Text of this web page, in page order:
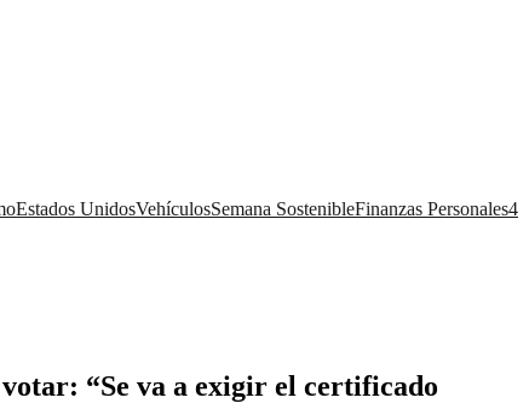
Estados UnidosVehículosSemana SostenibleFinanzas Personales4
“Se va a exigir el certificado